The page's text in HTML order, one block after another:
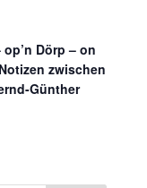
Dörp – on
zwischen
Günther